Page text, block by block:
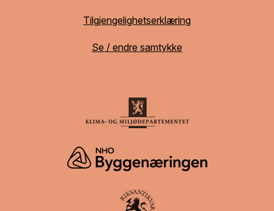
Tilgjengelighetserklæring
Se / endre samtykke